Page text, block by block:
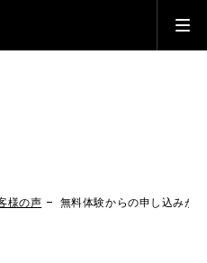
様の声 無料体験からの申し込みが